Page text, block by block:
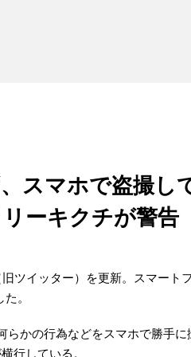
スマホで盗撮し
ーキクチが警告
ツイッター）を更新。スマート
。
かの行為などをスマホで勝手に
行している。